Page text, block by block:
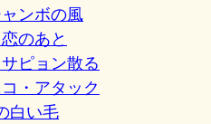
ャンボの風
のあと
ピョン散る
・アタック
白い毛